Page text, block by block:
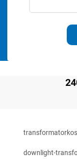
downlight-